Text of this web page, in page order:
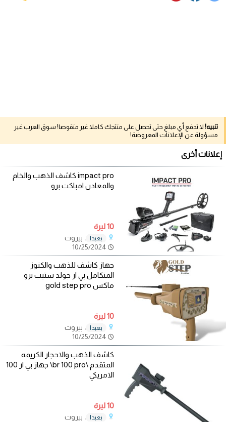
تنبيه! لا تدفع أي مبلغ حتى تحصل على منتجك كاملا غير منقوصا! سوق العرب غير
مسؤولة عن الإعلانات المعروضة!
إعلانات أخرى
impact pro كاشف الذهب والخام
والمعادن امباكت برو
10 ليرة
بعبدا
، بيروت
جهاز كاشف للذهب والكنوز
المتكامل بي ار جولد ستيب برو
ماكس gold step pro
10 ليرة
بعبدا
، بيروت
كاشف الذهب والاحجار الكريمه
المتقدم \br 100 pro\ جهاز بي ار 100
الامريكي
10 ليرة
بعبدا
، بيروت